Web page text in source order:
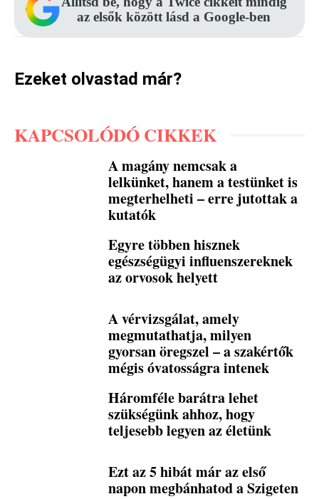
az elsők között lásd a Google-ben
Ezeket olvastad már?
KAPCSOLÓDÓ CIKKEK
A magány nemcsak a
lelkünket, hanem a testünket is
megterhelheti – erre jutottak a
kutatók
Egyre többen hisznek
egészségügyi influenszereknek
az orvosok helyett
A vérvizsgálat, amely
megmutathatja, milyen
gyorsan öregszel – a szakértők
mégis óvatosságra intenek
Háromféle barátra lehet
szükségünk ahhoz, hogy
teljesebb legyen az életünk
Ezt az 5 hibát már az első
napon megbánhatod a Szigeten